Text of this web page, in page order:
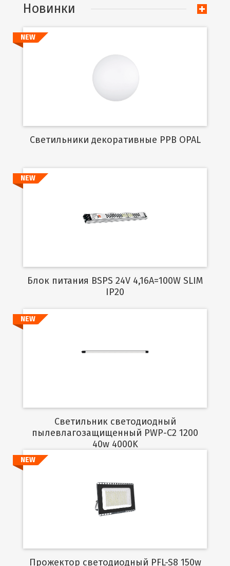
Новинки
NEW
Cветильники декоративные PPB OPAL
Подробнее
NEW
Блок питания BSPS 24V 4,16A=100W SLIM
IP20
NEW
Светильник светодиодный
пылевлагозащищенный PWP-C2 1200
40w 4000K
Подробнее
NEW
Прожектор светодиодный PFL-S8 150w